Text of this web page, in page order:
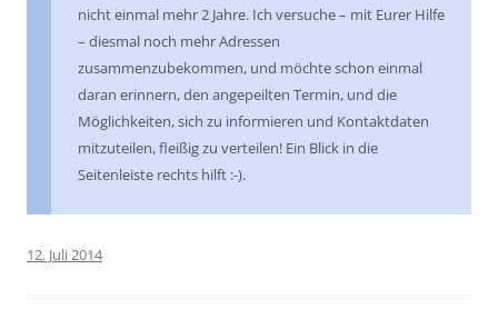
nicht einmal mehr 2 Jahre. Ich versuche – mit Eurer Hilfe
– diesmal noch mehr Adressen
zusammenzubekommen, und möchte schon einmal
daran erinnern, den angepeilten Termin, und die
Möglichkeiten, sich zu informieren und Kontaktdaten
mitzuteilen, fleißig zu verteilen! Ein Blick in die
Seitenleiste rechts hilft :-).
12. Juli 2014